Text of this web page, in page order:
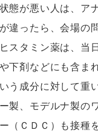
態が悪い人は、ア
違ったら、会場の
スタミン薬は、当
下剤などにも含ま
う成分に対して重
製、モデルナ製の
（ＣＤＣ）も接種